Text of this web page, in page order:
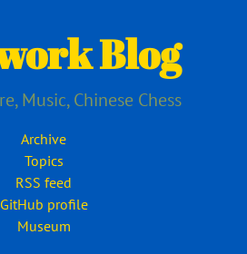
Blog
Music, Chinese Chess
Archive
Topics
RSS feed
GitHub profile
Museum